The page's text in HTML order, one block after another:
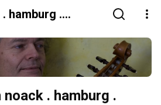
hamburg .
. hamburg .